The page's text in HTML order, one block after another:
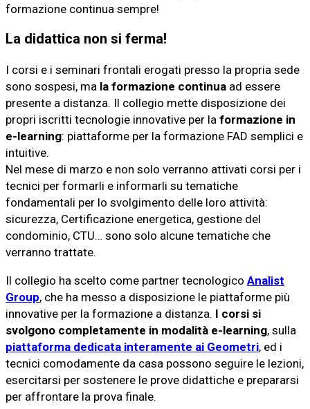
formazione continua sempre!
La didattica non si ferma!
I corsi e i seminari frontali erogati presso la propria sede
sono sospesi, ma la formazione continua ad essere
presente a distanza. Il collegio mette disposizione dei
propri iscritti tecnologie innovative per la formazione in
e-learning: piattaforme per la formazione FAD semplici e
intuitive.
Nel mese di marzo e non solo verranno attivati corsi per i
tecnici per formarli e informarli su tematiche
fondamentali per lo svolgimento delle loro attività:
sicurezza, Certificazione energetica, gestione del
condominio, CTU… sono solo alcune tematiche che
verranno trattate.
Il collegio ha scelto come partner tecnologico Analist
Group, che ha messo a disposizione le piattaforme più
innovative per la formazione a distanza. I corsi si
svolgono completamente in modalità e-learning, sulla
piattaforma dedicata interamente ai Geometri, ed i
tecnici comodamente da casa possono seguire le lezioni,
esercitarsi per sostenere le prove didattiche e prepararsi
per affrontare la prova finale.